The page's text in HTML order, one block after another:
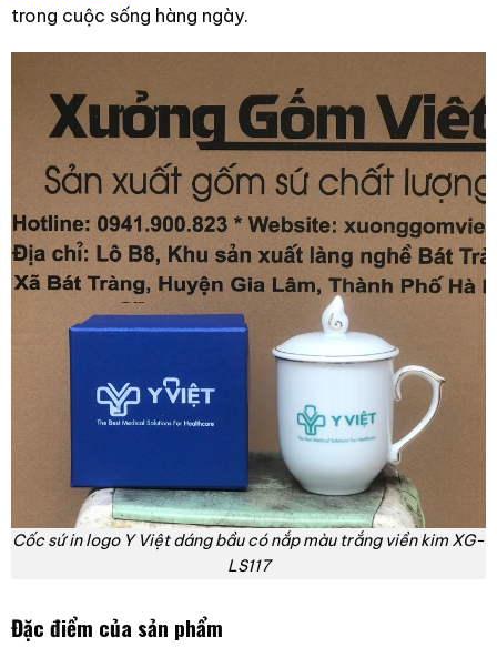
trong cuộc sống hàng ngày.
Cốc sứ in logo Y Việt dáng bầu có nắp màu trắng viền kim XG-
LS117
Đặc điểm của sản phẩm